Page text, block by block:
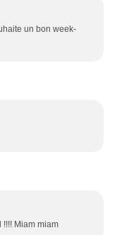
un bon week-
!!!! Miam miam